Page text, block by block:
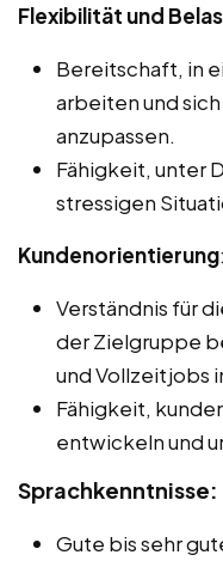
Flexibilität und
Bereitschaft, in
arbeiten und
anzupassen.
Fähigkeit, unter
stressigen
Kundenorientierung:
Verständnis für
der Zielgruppe
und Vollzeitjobs
Fähigkeit,
entwickeln und
Sprachkenntnisse:
Gute bis sehr